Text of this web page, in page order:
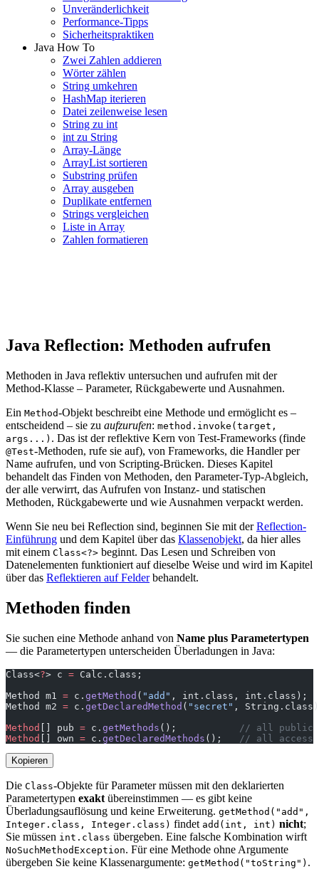
Unveränderlichkeit
Performance-Tipps
Sicherheitspraktiken
Java How To
Zwei Zahlen addieren
Wörter zählen
String umkehren
HashMap iterieren
Datei zeilenweise lesen
String zu int
int zu String
Array-Länge
ArrayList sortieren
Substring prüfen
Array ausgeben
Duplikate entfernen
Strings vergleichen
Liste in Array
Zahlen formatieren
Java Reflection: Methoden aufrufen
Methoden in Java reflektiv untersuchen und aufrufen mit der
Method-Klasse – Parameter, Rückgabewerte und Ausnahmen.
Ein Method-Objekt beschreibt eine Methode und ermöglicht es –
entscheidend – sie zu aufzurufen: method.invoke(target,
args...) . Das ist der reflektive Kern von Test-Frameworks (finde
@Test-Methoden, rufe sie auf), von Frameworks, die Handler per
Name aufrufen, und von Scripting-Brücken. Dieses Kapitel
behandelt das Finden von Methoden, den Parameter-Typ-Abgleich,
der alle verwirrt, das Aufrufen von Instanz- und statischen
Methoden, Rückgabewerte und wie Ausnahmen verpackt werden.
Wenn Sie neu bei Reflection sind, beginnen Sie mit derReflection-
Einführung und dem Kapitel über das Klassenobjekt, da hier alles
mit einem Class<?> beginnt. Das Lesen und Schreiben von
Datenelementen funktioniert auf dieselbe Weise und wird im Kapitel
über das Reflektieren auf Felderbehandelt.
Methoden finden
Sie suchen eine Methode anhand von Name plus Parametertypen
— die Parametertypen unterscheiden Überladungen in Java:
Class<?> c = Calc.class;
Method m1 = c. getMethod ( "add" , int.class,
Method m2 = c. getDeclaredMethod ( "secret" ,
Method [] pub = c. getMethods ();
// all public
Method [] own = c. getDeclaredMethods (); // all access
Kopieren
Die Class-Objekte für Parameter müssen mit den deklarierten
Parametertypen exakt übereinstimmen — es gibt keine
Überladungsauflösung und keine Erweiterung. getMethod("add",
Integer.class, Integer.class) findet add(int, int) nicht;
Sie müssen int.class übergeben. Eine falsche Kombination wirft
NoSuchMethodException. Für eine Methode ohne Argumente
übergeben Sie keine Klassenargumente: getMethod("toString") .